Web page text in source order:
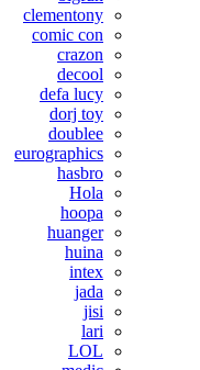
clementony
comic con
crazon
decool
defa lucy
dorj toy
doublee
eurographics
hasbro
Hola
hoopa
huanger
huina
intex
jada
jisi
lari
LOL